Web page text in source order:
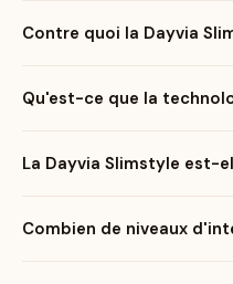
Contre quoi la Dayvia
Qu'est-ce que la
La Dayvia Slimstyle est-
Combien de niveaux